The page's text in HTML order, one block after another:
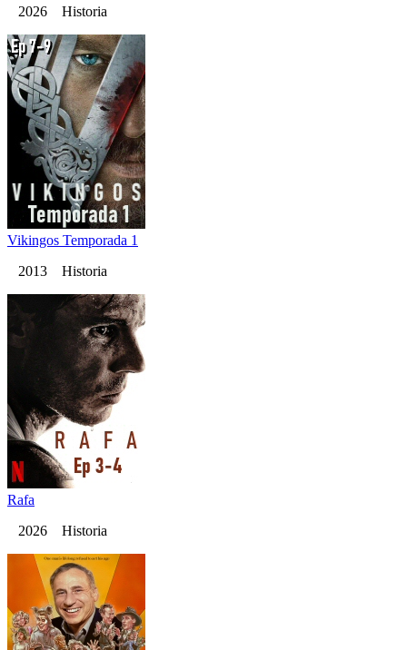
2026 Historia
Vikingos Temporada 1
2013 Historia
Rafa
2026 Historia